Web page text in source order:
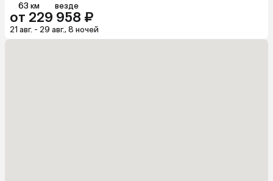
63 км везде
от 229 958 ₽
21 авг. - 29 авг., 8 ночей